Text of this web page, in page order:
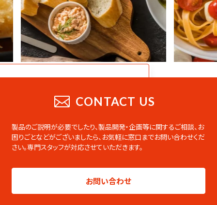
CATALOG
業務用総合カタログ
です。PDFのダウンロードやページの印刷な
ども可能です。
製品シリーズ毎のパンフレットは専用ページ
CONTACT US
製品のご説明が必要でしたり、製品開発・企画等に関するご相談、お
困りごとなどがございましたら、 お気軽に窓口までお問い合わせくだ
さい。専門スタッフが対応させていただきます。
お問い合わせ